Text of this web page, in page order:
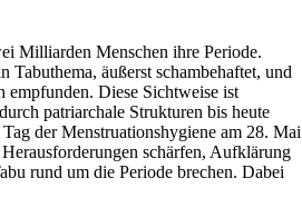
Milliarden Menschen ihre Periode.
Tabuthema, äußerst schambehaftet, und
Diese Sichtweise ist
patriarchale Strukturen bis heute
der Menstruationshygiene am 28. Mai
schärfen, Aufklärung
rund um die Periode brechen. Dabei